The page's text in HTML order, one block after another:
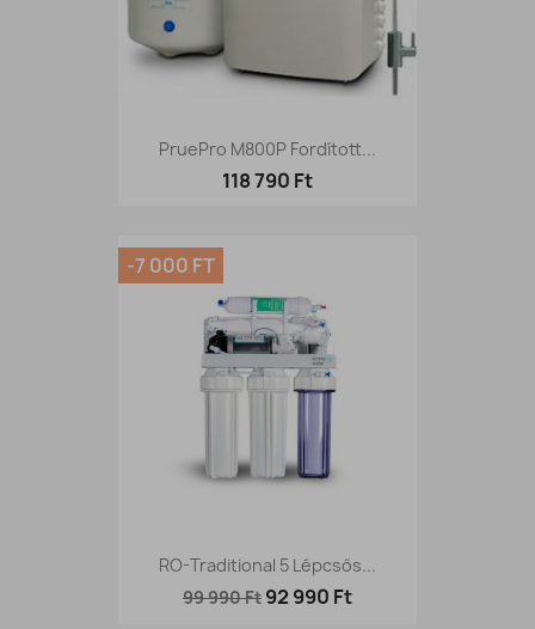
PruePro M800P Fordított...
118 790 Ft
RO-Traditional 5 Lépcsős...
99 990 Ft 92 990 Ft
-7 000 FT